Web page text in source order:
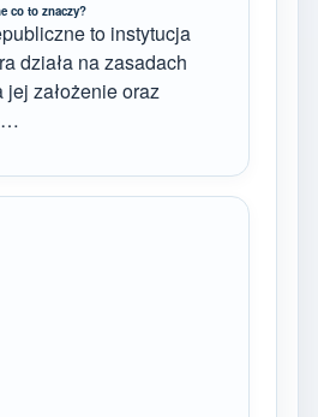
co to znaczy?
to instytucja
działa na zasadach
jej założenie oraz